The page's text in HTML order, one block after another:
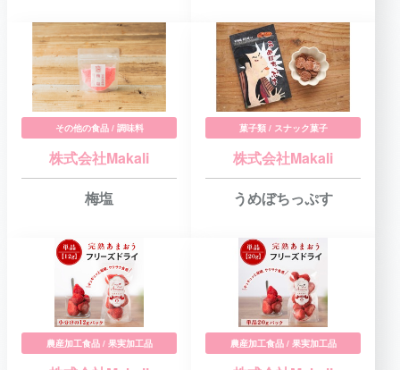
その他の食品 / 調味料
株式会社Makali
梅塩
菓子類 / スナック菓子
株式会社Makali
うめぼちっぷす
農産加工食品 / 果実加工品 農産加工食品 / 果実加工品